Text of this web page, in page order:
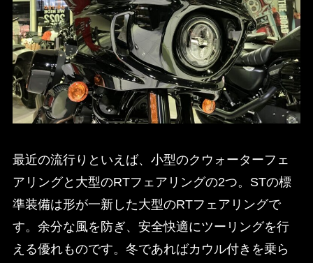
最近の流行りといえば、小型のクウォーターフェ
アリングと大型のRTフェアリングの2つ。STの標
準装備は形が一新した大型のRTフェアリングで
す。余分な風を防ぎ、安全快適にツーリングを行
える優れものです。冬であればカウル付きを乗ら